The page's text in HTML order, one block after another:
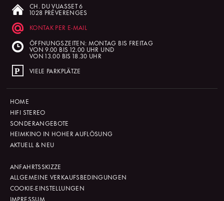
CH. DU VUASSET 6
1028 PRÉVERENGES
KONTAK PER E-MAIL
ÖFFNUNGSZEITEN: MONTAG BIS FREITAG
VON 9.00 BIS 12.00 UHR UND
VON 13.00 BIS 18.30 UHR
VIELE PARKPLÄTZE
HOME
HIFI STEREO
SONDERANGEBOTE
HEIMKINO IN HOHER AUFLÖSUNG
AKTUELL & NEU
ANFAHRTSSKIZZE
ALLGEMEINE VERKAUFSBEDINGUNGEN
COOKIE-EINSTELLUNGEN
IMPRESSUM